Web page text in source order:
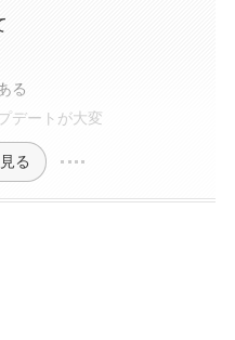
る
デートが大変
る